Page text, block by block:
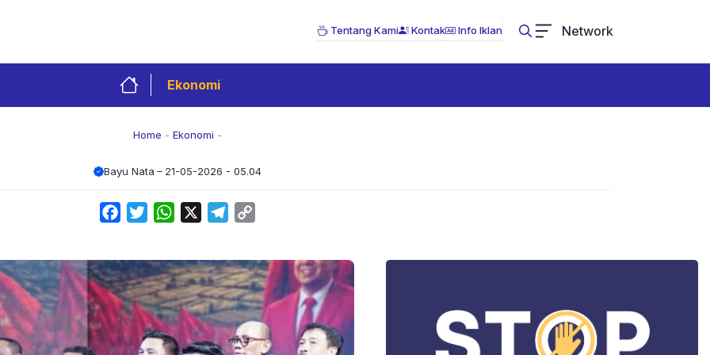
Tentang Kami Kontak Info Iklan Network
Ekonomi
Home - Ekonomi -
Bayu Nata 21-05-2026 - 05.04
FacebookTwitterWhatsApp Telegram